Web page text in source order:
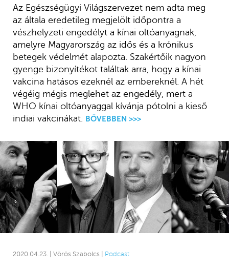
Az Egészségügyi Világszervezet nem adta meg
az általa eredetileg megjelölt időpontra a
vészhelyzeti engedélyt a kínai oltóanyagnak,
amelyre Magyarország az idős és a krónikus
betegek védelmét alapozta. Szakértőik nagyon
gyenge bizonyítékot találtak arra, hogy a kínai
vakcina hatásos ezeknél az embereknél. A hét
végéig mégis meglehet az engedély, mert a
WHO kínai oltóanyaggal kívánja pótolni a kieső
indiai vakcinákat. BŐVEBBEN >>>
2020.04.23. | Vörös Szabolcs | Podcast